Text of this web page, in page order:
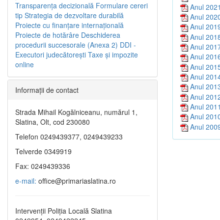
Anul 2021
Anul
Anul
Anul
Anul
Anul
Anul
Anul
Anul
Anul
Anul 2011
Anul
Anul
Transparenţa decizională Formulare cereri
tip Strategia de dezvoltare durabilă
Proiecte cu finanţare internaţională
Proiecte de hotărâre Deschiderea
procedurii succesorale (Anexa 2) DDI -
Executori judecătorești Taxe şi impozite
online
Informaţii de contact
Strada Mihail Kogălniceanu, numărul 1,
Slatina, Olt, cod 230080
Telefon 0249439377, 0249439233
Telverde 0349919
Fax: 0249439336
e-mail: office@primariaslatina.ro
Intervenții Poliția Locală Slatina